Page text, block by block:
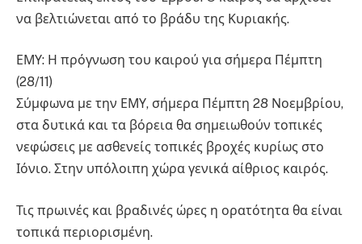
να βελτιώνεται από το βράδυ της Κυριακής.
ΕΜΥ: Η πρόγνωση του καιρού για σήμερα Πέμπτη
(28/11)
Σύμφωνα με την ΕΜΥ, σήμερα Πέμπτη 28 Νοεμβρίου,
στα δυτικά και τα βόρεια θα σημειωθούν τοπικές
νεφώσεις με ασθενείς τοπικές βροχές κυρίως στο
Ιόνιο. Στην υπόλοιπη χώρα γενικά αίθριος καιρός.
Τις πρωινές και βραδινές ώρες η ορατότητα θα είναι
τοπικά περιορισμένη.